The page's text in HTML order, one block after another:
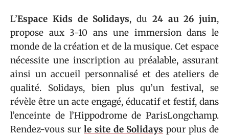
L’Espace Kids de Solidays, du 24 au 26 juin,
propose aux 3-10 ans une immersion dans le
monde de la création et de la musique. Cet espace
nécessite une inscription au préalable, assurant
ainsi un accueil personnalisé et des ateliers de
qualité. Solidays, bien plus qu’un festival, se
révèle être un acte engagé, éducatif et festif, dans
l’enceinte de l’Hippodrome de ParisLongchamp.
Rendez-vous surle site de Solidays pour plus de